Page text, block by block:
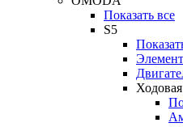
Показать все
S5